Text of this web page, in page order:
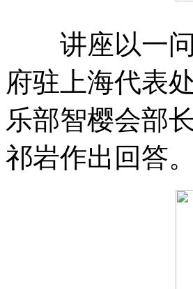
讲座以一问
府驻上海代表
乐部智樱会部
祁岩作出回答。